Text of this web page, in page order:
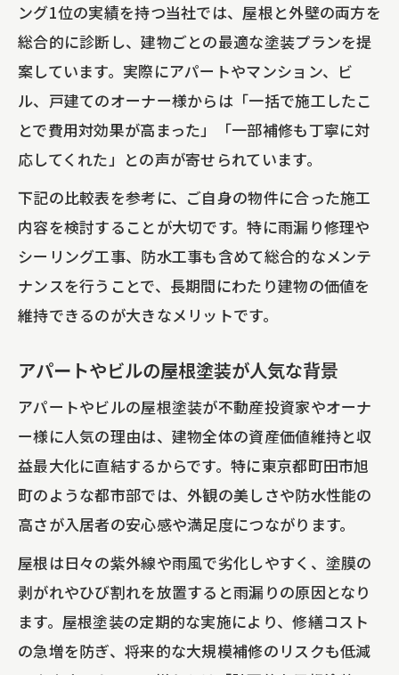
ング1位の実績を持つ当社では、屋根と外壁の両方を
総合的に診断し、建物ごとの最適な塗装プランを提
案しています。実際にアパートやマンション、ビ
ル、戸建てのオーナー様からは「一括で施工したこ
とで費用対効果が高まった」「一部補修も丁寧に対
応してくれた」との声が寄せられています。
下記の比較表を参考に、ご自身の物件に合った施工
内容を検討することが大切です。特に雨漏り修理や
シーリング工事、防水工事も含めて総合的なメンテ
ナンスを行うことで、長期間にわたり建物の価値を
維持できるのが大きなメリットです。
アパートやビルの屋根塗装が人気な背景
アパートやビルの屋根塗装が不動産投資家やオーナ
ー様に人気の理由は、建物全体の資産価値維持と収
益最大化に直結するからです。特に東京都町田市旭
町のような都市部では、外観の美しさや防水性能の
高さが入居者の安心感や満足度につながります。
屋根は日々の紫外線や雨風で劣化しやすく、塗膜の
剥がれやひび割れを放置すると雨漏りの原因となり
ます。屋根塗装の定期的な実施により、修繕コスト
の急増を防ぎ、将来的な大規模補修のリスクも低減